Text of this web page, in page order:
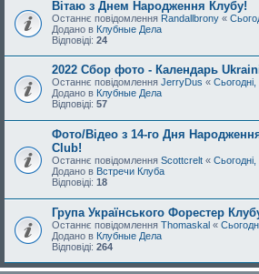
Вітаю з Днем Народження Клубу!
Останнє повідомлення Randallbrony «
Додано в Клубные Дела
Відповіді: 24
2022 Сбор фото - Календарь
Останнє повідомлення JerryDus «
Додано в Клубные Дела
Відповіді: 57
Фото/Відео з 14-го Дня
Club!
Останнє повідомлення Scottcrelt «
Додано в Встречи Клуба
Відповіді: 18
Група Українського Форестер
Останнє повідомлення Thomaskal «
Додано в Клубные Дела
Відповіді: 264